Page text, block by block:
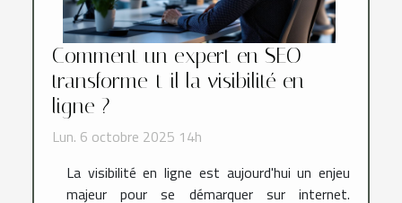
Comment un expert en SEO
transforme-t-il la visibilité en
ligne ?
Lun. 6 octobre 2025 14h
La visibilité en ligne est aujourd'hui un enjeu
majeur pour se démarquer sur internet.